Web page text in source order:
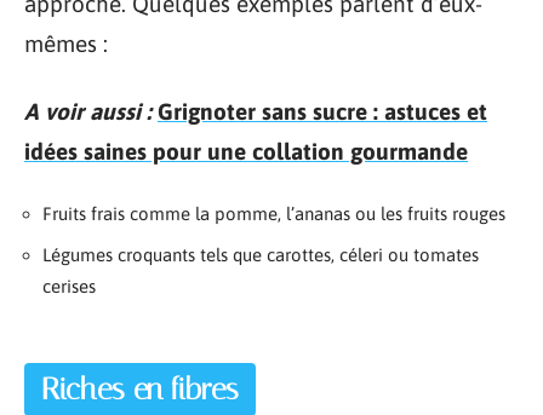
mêmes :
A voir aussi : Grignoter sans sucre : astuces et
idées saines pour une collation gourmande
Fruits frais comme la pomme, l’ananas ou les fruits rouges
Légumes croquants tels que carottes, céleri ou tomates
cerises
Riches en fibres